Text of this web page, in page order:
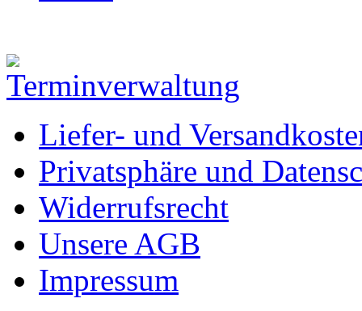
Liefer- und
Privatsphäre und
Widerrufsrecht
Unsere AGB
Impressum